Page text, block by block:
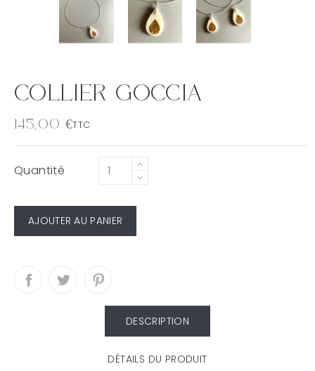
Collier Goccia
145,00 €TTC
Quantité
AJOUTER AU PANIER
DESCRIPTION
DÉTAILS DU PRODUIT